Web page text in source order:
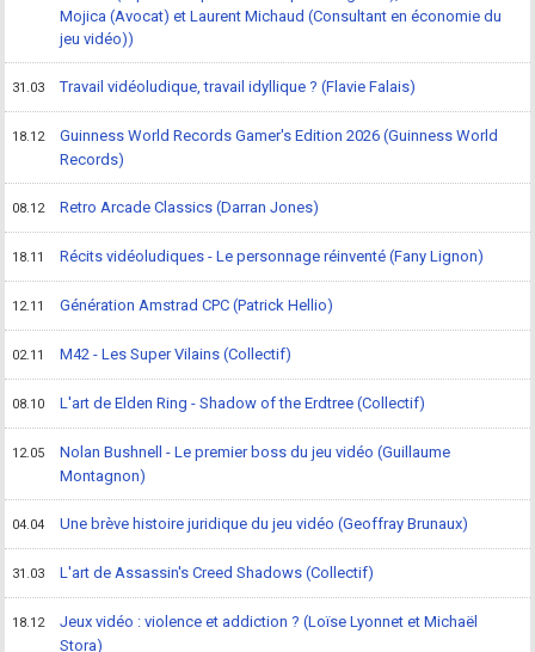
Mojica (Avocat) et Laurent Michaud (Consultant en économie du
jeu vidéo))
31.03 Travail vidéoludique, travail idyllique ? (Flavie Falais)
18.12
Guinness World Records Gamer's Edition 2026 (Guinness World
Records)
08.12 Retro Arcade Classics (Darran Jones)
18.11 Récits vidéoludiques - Le personnage réinventé (Fany Lignon)
12.11 Génération Amstrad CPC (Patrick Hellio)
02.11 M42 - Les Super Vilains (Collectif)
08.10 L'art de Elden Ring - Shadow of the Erdtree (Collectif)
12.05
Nolan Bushnell - Le premier boss du jeu vidéo (Guillaume
Montagnon)
04.04 Une brève histoire juridique du jeu vidéo (Geoffray Brunaux)
31.03 L'art de Assassin's Creed Shadows (Collectif)
18.12
Jeux vidéo : violence et addiction ? (Loïse Lyonnet et Michaël
Stora)